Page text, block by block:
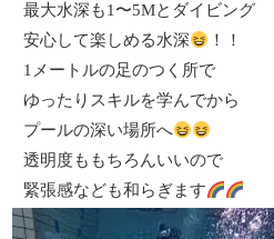
最大水深も1〜5Mとダイビング
安心して楽しめる水深
！！
1メートルの足のつく所で
ゆったりスキルを学んでから
プールの深い場所へ
透明度ももちろんいいので
緊張感なども和らぎます